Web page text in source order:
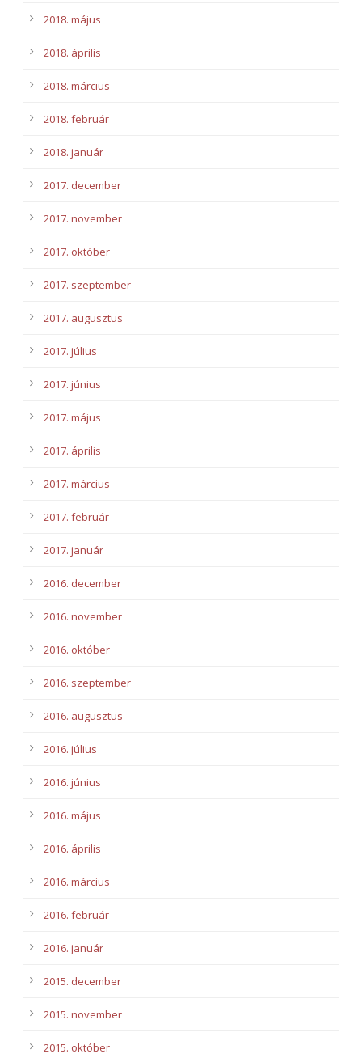
2018. május
2018. április
2018. március
2018. február
2018. január
2017. december
2017. november
2017. október
2017. szeptember
2017. augusztus
2017. július
2017. június
2017. május
2017. április
2017. március
2017. február
2017. január
2016. december
2016. november
2016. október
2016. szeptember
2016. augusztus
2016. július
2016. június
2016. május
2016. április
2016. március
2016. február
2016. január
2015. december
2015. november
2015. október